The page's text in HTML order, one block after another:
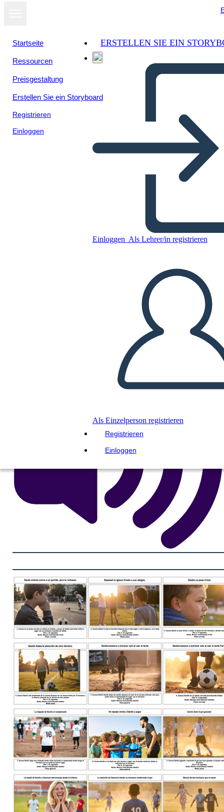
Startseite
Ressourcen
Preisgestaltung
Erstellen Sie ein Storyboard
Registrieren
Einloggen
ERSTELLEN SIE EIN
Einloggen Als Lehrer/in registrieren
Als Einzelperson registrieren
Registrieren
Einloggen
Kopieren Sie dieses Storyboard
ERSTELLEN SIE EIN STORYBOARD
DIASHOW ABSPIELEN
LIES MIR VOR
Als Diashow
ansehen